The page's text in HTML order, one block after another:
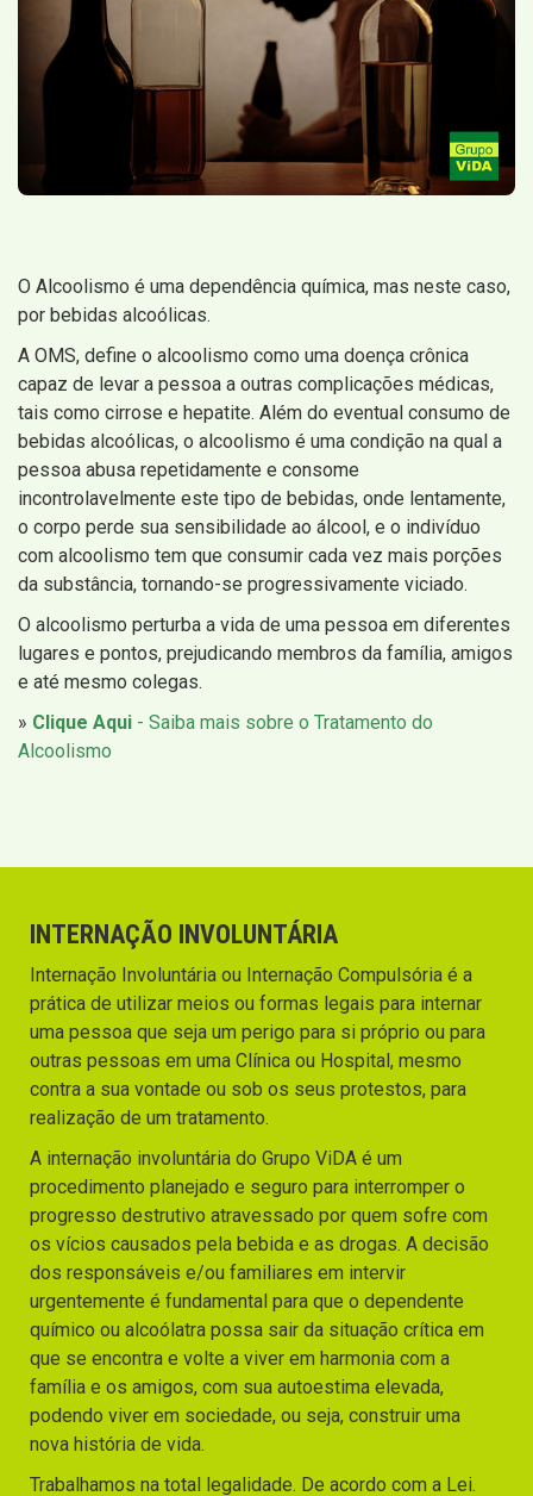
O Alcoolismo é uma dependência química, mas neste caso,
por bebidas alcoólicas.
A OMS, define o alcoolismo como uma doença crônica
capaz de levar a pessoa a outras complicações médicas,
tais como cirrose e hepatite. Além do eventual consumo de
bebidas alcoólicas, o alcoolismo é uma condição na qual a
pessoa abusa repetidamente e consome
incontrolavelmente este tipo de bebidas, onde lentamente,
o corpo perde sua sensibilidade ao álcool, e o indivíduo
com alcoolismo tem que consumir cada vez mais porções
da substância, tornando-se progressivamente viciado.
O alcoolismo perturba a vida de uma pessoa em diferentes
lugares e pontos, prejudicando membros da família, amigos
e até mesmo colegas.
» Clique Aqui - Saiba mais sobre o Tratamento do
Alcoolismo
INTERNAÇÃO INVOLUNTÁRIA
Internação Involuntária ou Internação Compulsória é a
prática de utilizar meios ou formas legais para internar
uma pessoa que seja um perigo para si próprio ou para
outras pessoas em uma Clínica ou Hospital, mesmo
contra a sua vontade ou sob os seus protestos, para
realização de um tratamento.
A internação involuntária do Grupo ViDA é um
procedimento planejado e seguro para interromper o
progresso destrutivo atravessado por quem sofre com
os vícios causados pela bebida e as drogas. A decisão
dos responsáveis e/ou familiares em intervir
urgentemente é fundamental para que o dependente
químico ou alcoólatra possa sair da situação crítica em
que se encontra e volte a viver em harmonia com a
família e os amigos, com sua autoestima elevada,
podendo viver em sociedade, ou seja, construir uma
nova história de vida.
Trabalhamos na total legalidade. De acordo com a Lei.